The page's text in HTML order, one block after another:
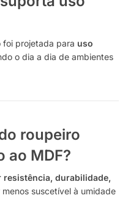
foi projetada para uso
o dia a dia de ambientes
roupeiro
ao MDF?
resistência, durabilidade,
menos suscetível à umidade